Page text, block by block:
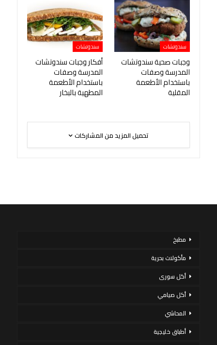
سندوتشات
وجبات صحية سندوتشات
المدرسة وصفات
باستخدام الأطعمة
المقلية
سندوتشات
أفكار وجبات سندوتشات
المدرسة وصفات
باستخدام الأطعمة
المطهية بالبخار
تحميل المزيد من المشاركات
مطبخ
مأكولات بحرية
أكل سورى
أكل صيامي
المحاشي
أطباق خليجية